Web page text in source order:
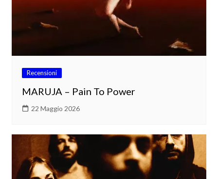
Recensioni
MARUJA – Pain To Power
22 Maggio 2026